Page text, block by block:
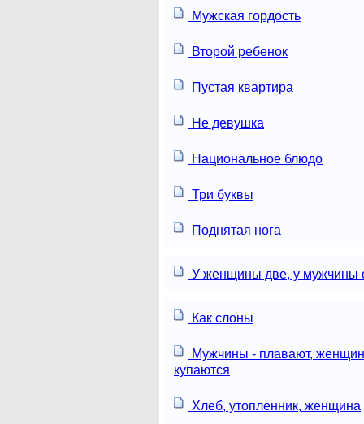
Мужская гордость
Второй ребенок
Пустая квартира
Не девушка
Национальное блюдо
Три буквы
Поднятая нога
У женщины две, у мужчины
Как слоны
Мужчины - плавают,
купаются
Хлеб, утопленник, женщина